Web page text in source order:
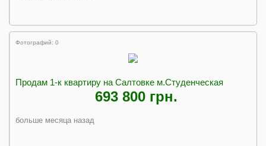
Фотографий: 0
Продам 1-к квартиру на Салтовке м.Студенческая
693 800 грн.
больше месяца назад